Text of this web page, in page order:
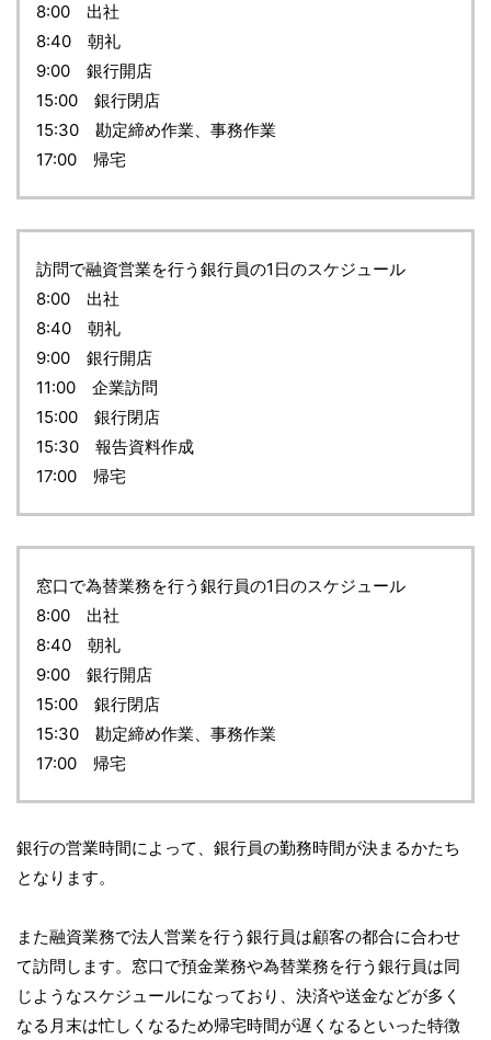
8:00 出社
8:40 朝礼
9:00 銀行開店
15:00 銀行閉店
15:30 勘定締め作業、事務作業
17:00 帰宅
訪問で融資営業を行う銀行員の1日のスケジュール
8:00 出社
8:40 朝礼
9:00 銀行開店
11:00 企業訪問
15:00 銀行閉店
15:30 報告資料作成
17:00 帰宅
窓口で為替業務を行う銀行員の1日のスケジュール
8:00 出社
8:40 朝礼
9:00 銀行開店
15:00 銀行閉店
15:30 勘定締め作業、事務作業
17:00 帰宅
銀行の営業時間によって、銀行員の勤務時間が決まるかたち
となります。
また融資業務で法人営業を行う銀行員は顧客の都合に合わせ
て訪問します。窓口で預金業務や為替業務を行う銀行員は同
じようなスケジュールになっており、決済や送金などが多く
なる月末は忙しくなるため帰宅時間が遅くなるといった特徴